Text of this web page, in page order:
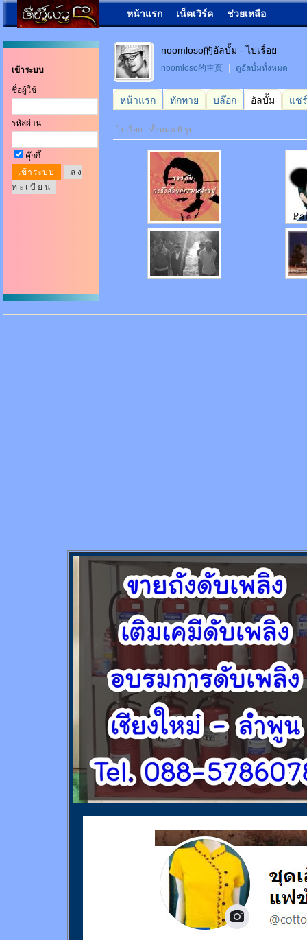
หน้าแรก เน็ตเวิร์ค ช่วยเหลือ
เข้าระบบ
ชื่อผู้ใช้
รหัสผ่าน
คุ๊กกี๊
ล ง
ท ะ เ บี ย น
noomloso的อัลบั้ม - ไปเรื่อย
noomloso的主頁 ดูอัลบั้มทั้งหมด
หน้าแรก ทักทาย บล๊อก อัลบั้ม แชร์
ไปเรื่อย - ทั้งหมด 6 รูป